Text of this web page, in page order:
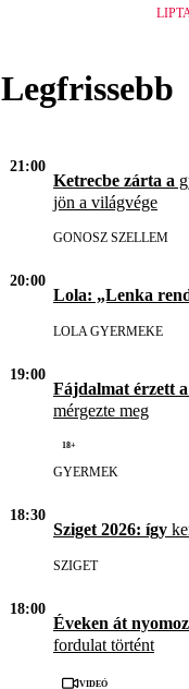
Legfrissebb
21:00
Ketrecbe zárta a
jön a világvége
GONOSZ SZELLEM
20:00
Lola: „Lenka
LOLA GYERMEKE
19:00
Fájdalmat érzett a
mérgezte meg
18+
GYERMEK
18:30
Sziget 2026: így
SZIGET
18:00
Éveken át
fordulat történt
Videó